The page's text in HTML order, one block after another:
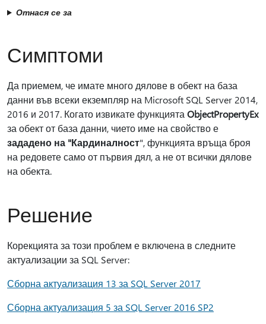
Отнася се за
Симптоми
Да приемем, че имате много дялове в обект на база
данни във всеки екземпляр на Microsoft SQL Server 2014,
2016 и 2017. Когато извикате функцията ObjectPropertyEx
за обект от база данни, чието име на свойство е
зададено на "Кардиналност", функцията връща броя
на редовете само от първия дял, а не от всички дялове
на обекта.
Решение
Корекцията за този проблем е включена в следните
актуализации за SQL Server:
Сборна актуализация 13 за SQL Server 2017
Сборна актуализация 5 за SQL Server 2016 SP2